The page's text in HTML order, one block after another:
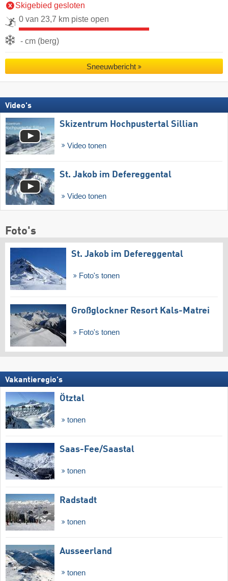
Skigebied gesloten
0 van 23,7 km piste open
- cm (berg)
Sneeuwbericht
Video's
Skizentrum Hochpustertal Sillian
Video tonen
St. Jakob im Defereggental
Video tonen
Foto's
St. Jakob im Defereggental
Foto's tonen
Großglockner Resort Kals-Matrei
Foto's tonen
Vakantieregio's
Ötztal
tonen
Saas-Fee/​Saastal
tonen
Radstadt
tonen
Ausseerland
tonen